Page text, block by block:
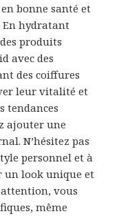
bonne santé et
En hydratant
produits
avec des
des coiffures
leur vitalité et
tendances
ajouter une
N’hésitez pas
personnel et à
un look unique et
vous
même